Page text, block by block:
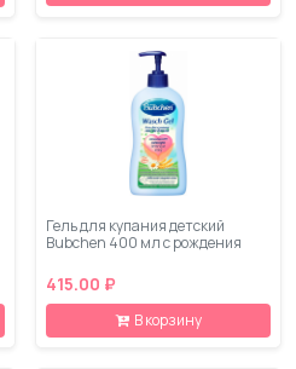
Гель для купания детский
Bubchen 400 мл с рождения
415.00 ₽
В корзину